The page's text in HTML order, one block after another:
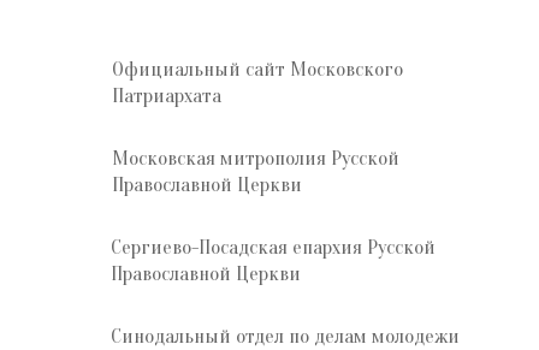
Официальный сайт Московского
Патриархата
Московская митрополия Русской
Православной Церкви
Сергиево-Посадская епархия Русской
Православной Церкви
Синодальный отдел по делам молодежи